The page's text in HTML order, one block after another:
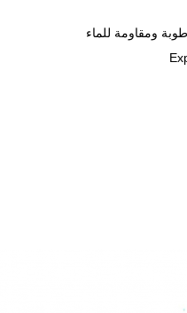
ومقاومة للماء